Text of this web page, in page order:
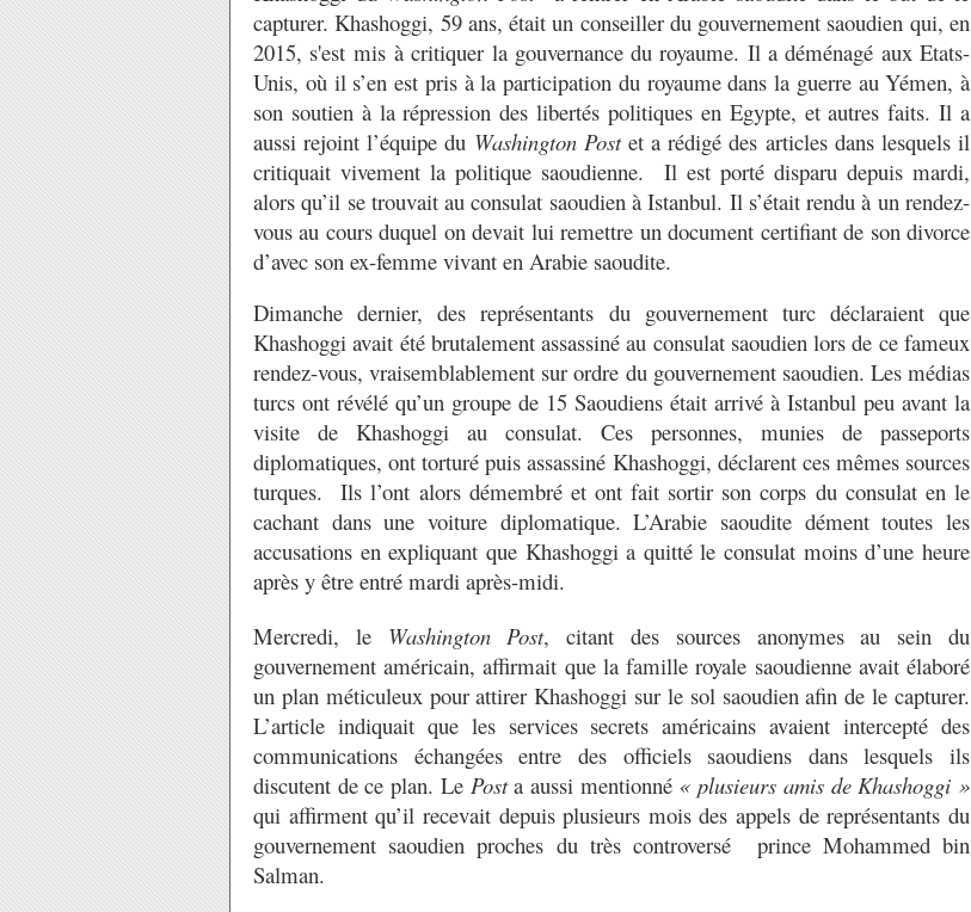
capturer. Khashoggi, 59 ans, était un conseiller du gouvernement saoudien qui, en
2015, s'est mis à critiquer la gouvernance du royaume. Il a déménagé aux Etats-
Unis, où il s’en est pris à la participation du royaume dans la guerre au Yémen, à
son soutien à la répression des libertés politiques en Egypte, et autres faits. Il a
aussi rejoint l’équipe du Washington Postet a rédigé des articles dans lesquels il
critiquait vivement la politique saoudienne. Il est porté disparu depuis mardi,
alors qu’il se trouvait au consulat saoudien à Istanbul. Il s’était rendu à un rendez-
vous au cours duquel on devait lui remettre un document certifiant de son divorce
d’avec son ex-femme vivant en Arabie saoudite.
Dimanche dernier, des représentants du gouvernement turc déclaraient que
Khashoggi avait été brutalement assassiné au consulat saoudien lors de ce fameux
rendez-vous, vraisemblablement sur ordre du gouvernement saoudien. Les médias
turcs ont révélé qu’un groupe de 15 Saoudiens était arrivé à Istanbul peu avant la
visite de Khashoggi au consulat. Ces personnes, munies de passeports
diplomatiques, ont torturé puis assassiné Khashoggi, déclarent ces mêmes sources
turques. Ils l’ont alors démembré et ont fait sortir son corps du consulat en le
cachant dans une voiture diplomatique. L’Arabie saoudite dément toutes les
accusations en expliquant que Khashoggi a quitté le consulat moins d’une heure
après y être entré mardi après-midi.
Mercredi, le Washington Post, citant des sources anonymes au sein du
gouvernement américain, affirmait que la famille royale saoudienne avait élaboré
un plan méticuleux pour attirer Khashoggi sur le sol saoudien afin de le capturer.
L’article indiquait que les services secrets américains avaient intercepté des
communications échangées entre des officiels saoudiens dans lesquels ils
discutent de ce plan. LePosta aussi mentionné « plusieurs amis de Khashoggi »
qui affirment qu’il recevait depuis plusieurs mois des appels de représentants du
gouvernement saoudien proches du très controversé prince Mohammed bin
Salman.